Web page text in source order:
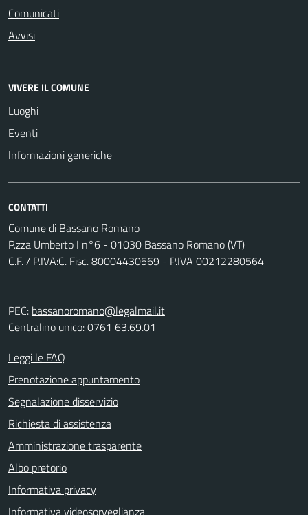
Comunicati
Avvisi
VIVERE IL COMUNE
Luoghi
Eventi
Informazioni generiche
CONTATTI
Comune di Bassano Romano
P.zza Umberto I n°6 - 01030 Bassano Romano (VT)
C.F. / P.IVA:C. Fisc. 80004430569 - P.IVA 00212280564
PEC: bassanoromano@legalmail.it
Centralino unico: 0761 63.69.01
Leggi le FAQ
Prenotazione appuntamento
Segnalazione disservizio
Richiesta di assistenza
Amministrazione trasparente
Albo pretorio
Informativa privacy
Informativa videosorveglianza